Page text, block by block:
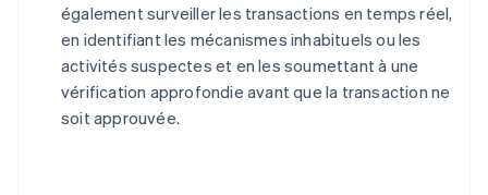
également surveiller les transactions en temps réel,
en identifiant les mécanismes inhabituels ou les
activités suspectes et en les soumettant à une
vérification approfondie avant que la transaction ne
soit approuvée.